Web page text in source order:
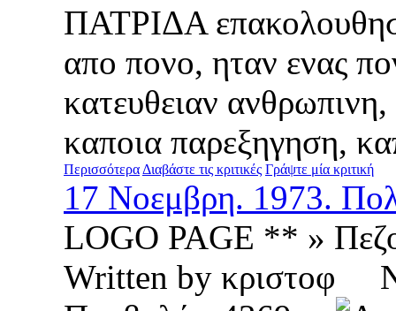
ΠΑΤΡΙΔΑ
απο πονο, ηταν ενας
κατευθειαν
καποια παρεξηγηση,
Περισσότερα Διαβάστε τις κριτικές Γράψτε μία κριτική
17 Νοεμβρη. 1973.
LOGO PAGE ** »
Written by κριστοφ